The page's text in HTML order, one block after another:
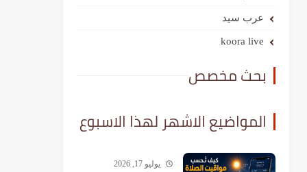
عرب سيد
koora live
بحث مخصص
المواضيع الاشهر لهذا الاسبوع
يوليو 17, 2026